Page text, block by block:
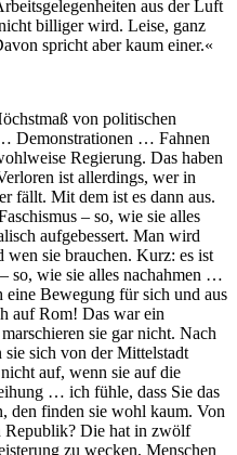
aus der Luft
billiger wird. Leise, ganz
spricht aber kaum einer.«
von politischen
Demonstrationen … Fahnen
Regierung. Das haben
ist allerdings, wer in
fällt. Mit dem ist es dann aus.
– so, wie sie alles
aufgebessert. Man wird
wen sie brauchen. Kurz: es ist
so, wie sie alles nachahmen …
Bewegung für sich und aus
auf Rom! Das war ein
sie gar nicht. Nach
sich von der Mittelstadt
auf, wenn sie auf die
… ich fühle, dass Sie das
finden sie wohl kaum. Von
Republik? Die hat in zwölf
zu wecken, Menschen